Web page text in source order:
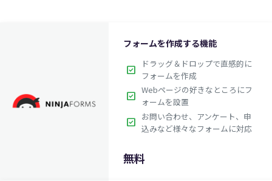
フォームを作成する機能
check_box
ドラッグ＆ドロップで直感的に
フォームを作成
check_box Webページの好きなところにフ
ォームを設置
check_box お問い合わせ、アンケート、申
込みなど様々なフォームに対応
無料